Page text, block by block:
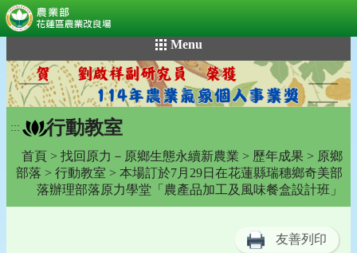
到
主
要
內
容
Menu
::: 行動教室
首頁 > 找回原力－原鄉生態永續新農業 > 歷年成果 > 原鄉
部落 > 行動教室 > 本場訂於7月29日在花蓮縣瑞穗鄉奇美部
落辦理部落原力學堂「農產品加工及風味餐盒設計班」
友善列印